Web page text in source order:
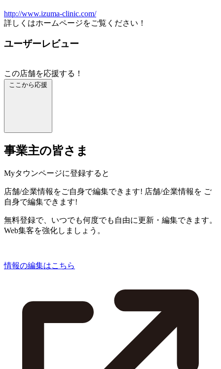
http://www.izuma-clinic.com/
詳しくはホームページをご覧ください！
ユーザーレビュー
この店舗を応援する！
ここから応援
事業主の皆さま
Myタウンページに登録すると
店舗/企業情報をご自身で編集できます! 店舗/企業情報を ご
自身で編集できます!
無料登録で、いつでも何度でも自由に更新・編集できます。
Web集客を強化しましょう。
情報の編集はこちら